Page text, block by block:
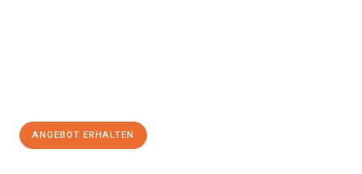
ANGEBOT ERHALTEN